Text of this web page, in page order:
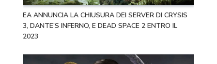
EA ANNUNCIA LA CHIUSURA DEI SERVER DI CRYSIS
3, DANTE’S INFERNO, E DEAD SPACE 2 ENTRO IL
2023